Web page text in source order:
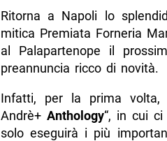
Ritorna a Napoli lo
mitica Premiata Forneria
al Palapartenope il
preannuncia ricco di novità.
Infatti, per la prima
Andrè+ Anthology“, in cui ci
solo eseguirà i più